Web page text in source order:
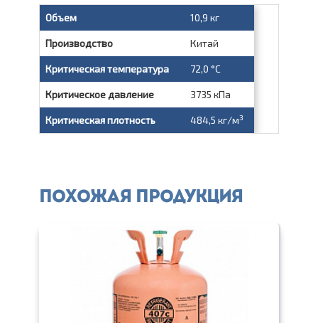
Объем 10,9 кг
Производство Китай
Критическая температура 72,0 °C
Критическое давление 3735 кПа
Критическая плотность 484,5 кг/м3
Похожая продукция